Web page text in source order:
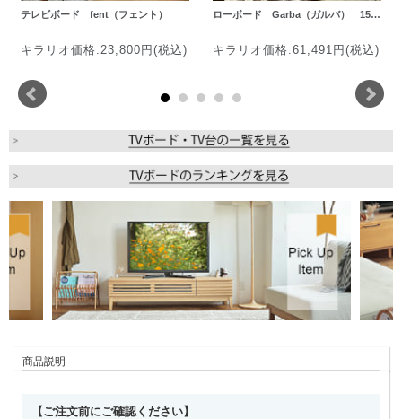
テレビボード fent（フェント）
キラリオ価格:23,800円(税込)
ローボード Garba（ガルバ） 15…
キラリオ価格:61,491円(税込)
商品説明
【ご注文前にご確認ください】